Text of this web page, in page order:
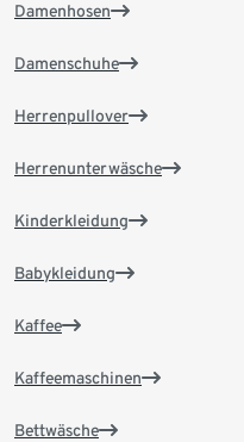
Damenhosen
Damenschuhe
Herrenpullover
Herrenunterwäsche
Kinderkleidung
Babykleidung
Kaffee
Kaffeemaschinen
Bettwäsche